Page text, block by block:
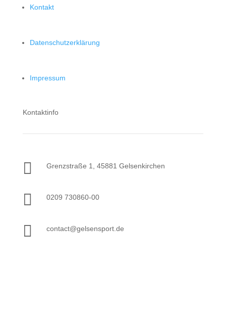
Kontakt
Datenschutzerklärung
Impressum
Kontaktinfo
 Grenzstraße 1, 45881 Gelsenkirchen
 0209 730860-00
 contact@gelsensport.de